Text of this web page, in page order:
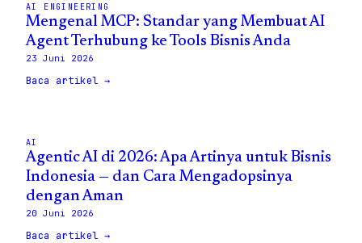
AI ENGINEERING
Mengenal MCP: Standar yang Membuat AI
Agent Terhubung ke Tools Bisnis Anda
23 Juni 2026
Baca artikel →
AI
Agentic AI di 2026: Apa Artinya untuk Bisnis
Indonesia — dan Cara Mengadopsinya
dengan Aman
20 Juni 2026
Baca artikel →